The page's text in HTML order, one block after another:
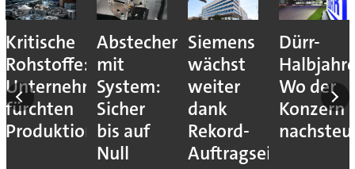
Kritische
Rohstoffe:
Unternehmen
fürchten
Produktionsstopps
Abstechen
mit
System:
Sicher
bis auf
Null
Siemens
wächst
weiter
dank
Rekord-
Auftragseingang
Dürr-
Wo der
Konzern